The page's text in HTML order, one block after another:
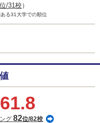
/31校 ）
る31大学での順位
61.8
グ 82位/82校